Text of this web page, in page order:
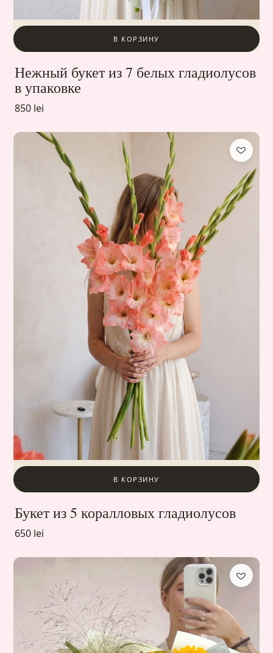
В КОРЗИНУ
Нежный букет из 7 белых гладиолусов
в упаковке
850 lei
В КОРЗИНУ
Букет из 5 коралловых гладиолусов
650 lei